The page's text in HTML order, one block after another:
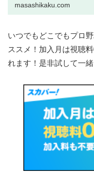
masashikaku.com
いつでもどこでもプロ
ススメ！加入月は視聴
れます！是非試して一